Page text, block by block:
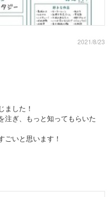
2021/8/23
ました！
注ぎ、もっと知ってもらいた
ごいと思います！